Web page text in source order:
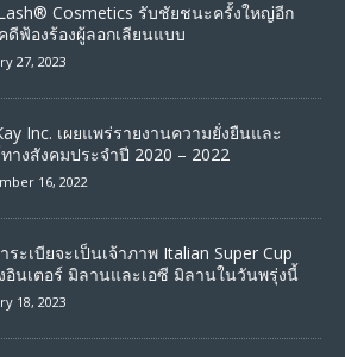
Cosmetics รับชัยชนะครั้งใหญ่อีก
ดีฟ้องร้องผู้ลอกเลียนแบบ
27, 2023
Inc. เผยแพร่รายงานความยั่งยืนและ
างสังคมประจำปี 2020 – 2022
16, 2022
ระเบียจะเป็นเจ้าภาพ Italian Super Cup
อินเตอร์ มิลานและเอซี มิลานในวันพรุ่งนี้
18, 2023